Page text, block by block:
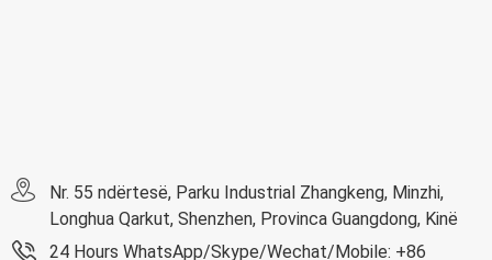
Nr. 55 ndërtesë, Parku Industrial Zhangkeng, Minzhi,
Longhua Qarkut, Shenzhen, Provinca Guangdong, Kinë
24 Hours WhatsApp/Skype/Wechat/Mobile: +86